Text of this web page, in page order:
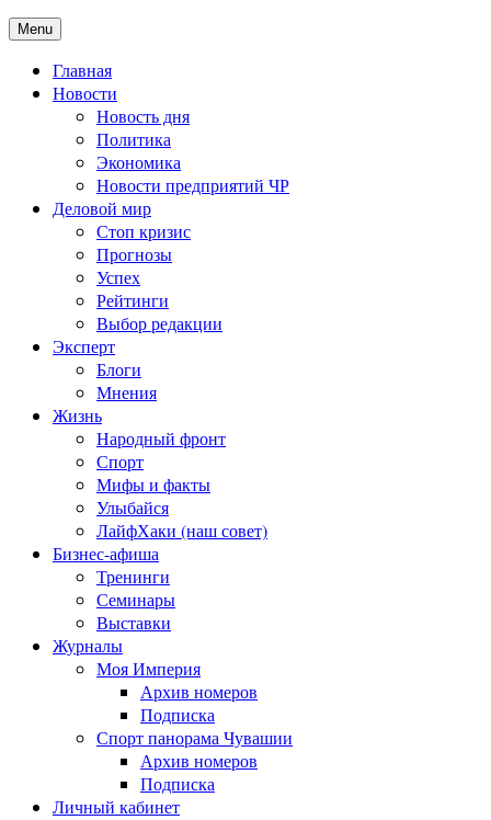
Menu
Главная
Новости
Новость дня
Политика
Экономика
Новости предприятий ЧР
Деловой мир
Стоп кризис
Прогнозы
Успех
Рейтинги
Выбор редакции
Эксперт
Блоги
Мнения
Жизнь
Народный фронт
Спорт
Мифы и факты
Улыбайся
ЛайфХаки (наш совет)
Бизнес-афиша
Тренинги
Семинары
Выставки
Журналы
Моя Империя
Архив номеров
Подписка
Спорт панорама Чувашии
Архив номеров
Подписка
Личный кабинет